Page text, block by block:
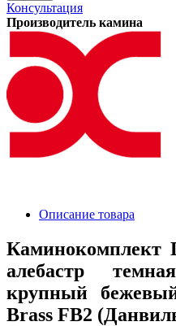
Консультация
Производитель камина
Описание товара
Каминокомплект
алебастр
крупный
Brass FB2